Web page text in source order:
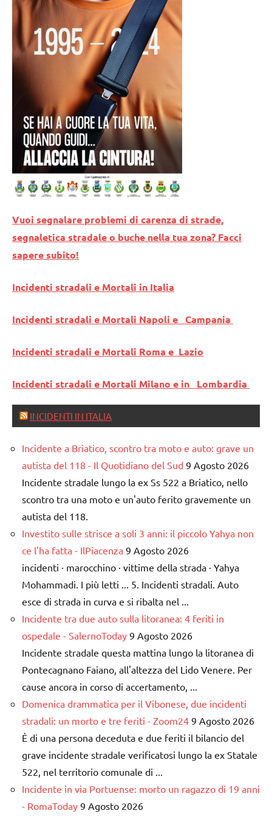
Vuoi segnalare problemi di carenza di strade,
segnaletica stradale o buche nella tua zona? Facci
sapere subito!
Incidenti stradali e Mortali in Italia
Incidenti stradali e Mortali Napoli e Campania
Incidenti stradali e Mortali Roma e Lazio
Incidenti stradali e Mortali Milano e in Lombardia
INCIDENTI IN ITALIA
Incidente a Briatico, scontro tra moto e auto: grave un
autista del 118 - Il Quotidiano del Sud 9 Agosto 2026
Incidente stradale lungo la ex Ss 522 a Briatico, nello
scontro tra una moto e un'auto ferito gravemente un
autista del 118.
Investito sulle strisce a soli 3 anni: il piccolo Yahya non
ce l'ha fatta - IlPiacenza 9 Agosto 2026
incidenti · marocchino · vittime della strada · Yahya
Mohammadi. I più letti ... 5. Incidenti stradali. Auto
esce di strada in curva e si ribalta nel ...
Incidente tra due auto sulla litoranea: 4 feriti in
ospedale - SalernoToday 9 Agosto 2026
Incidente stradale questa mattina lungo la litoranea di
Pontecagnano Faiano, all'altezza del Lido Venere. Per
cause ancora in corso di accertamento, ...
Domenica drammatica per il Vibonese, due incidenti
stradali: un morto e tre feriti - Zoom24 9 Agosto 2026
È di una persona deceduta e due feriti il bilancio del
grave incidente stradale verificatosi lungo la ex Statale
522, nel territorio comunale di ...
Incidente in via Portuense: morto un ragazzo di 19 anni
- RomaToday 9 Agosto 2026